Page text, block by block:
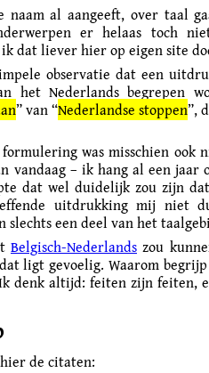
naam al aangeeft, over taal
er helaas toch
dat liever hier op eigen site
observatie dat een
het Nederlands begrepen
” van “Nederlandse stoppen”,
formulering was misschien
vandaag – ik hang al een
dat wel duidelijk zou zijn
uitdrukking mij niet
een deel van het
Belgisch-Nederlands zou
ligt gevoelig. Waarom
denk altijd: feiten zijn feiten,
de citaten: